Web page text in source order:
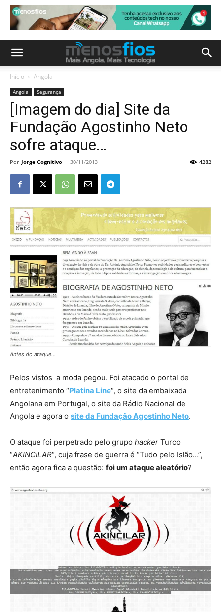
Início Angola
Angola Segurança
[Imagem do dia] Site da
Fundação Agostinho Neto
sofre ataque…
Por Jorge Cognitivo - 30/11/2013 4282
Antes do ataque…
Pelos vistos a moda pegou. Foi atacado o portal de
entretenimento “Platina Line“, o site da embaixada
Angolana em Portugal, o site da Rádio Nacional de
Angola e agora o site da Fundação Agostinho Neto.
O ataque foi perpetrado pelo grupo hacker Turco
“AKINCILAR“, cuja frase de guerra é “Tudo pelo Islão…”,
então agora fica a questão: foi um ataque aleatório?